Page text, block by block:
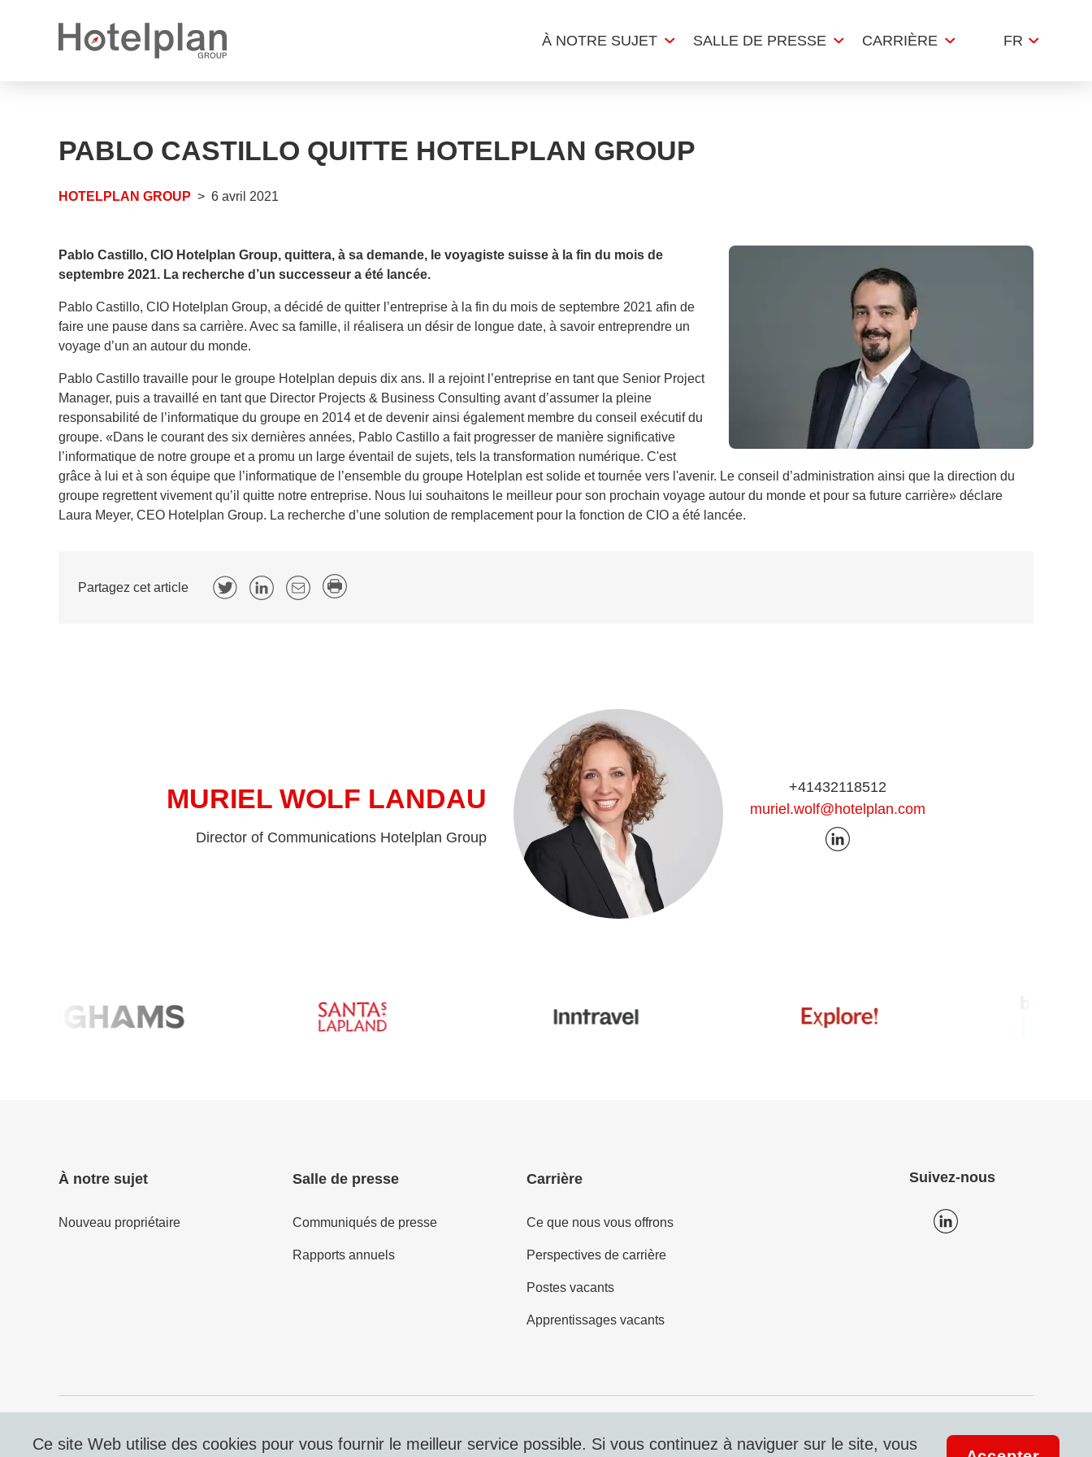
À NOTRE SUJET SALLE DE PRESSE
Rapports annuels
CARRIÈRE
Perspectives de carrière
Postes vacants
FR
PABLO CASTILLO QUITTE HOTELPLAN GROUP
HOTELPLAN GROUP 6 avril 2021
Pablo Castillo, CIO Hotelplan Group, quittera, à sa demande, le voyagiste suisse à la fin du mois de
septembre 2021. La recherche d’un successeur a été lancée.
Pablo Castillo, CIO Hotelplan Group, a décidé de quitter l’entreprise à la fin du mois de septembre 2021 afin de
faire une pause dans sa carrière. Avec sa famille, il réalisera un désir de longue date, à savoir entreprendre un
voyage d’un an autour du monde.
Pablo Castillo travaille pour le groupe Hotelplan depuis dix ans. Il a rejoint l’entreprise en tant que Senior Project
Manager, puis a travaillé en tant que Director Projects & Business Consulting avant d’assumer la pleine
responsabilité de l’informatique du groupe en 2014 et de devenir ainsi également membre du conseil exécutif du
groupe. «Dans le courant des six dernières années, Pablo Castillo a fait progresser de manière significative
l’informatique de notre groupe et a promu un large éventail de sujets, tels la transformation numérique. C'est
grâce à lui et à son équipe que l’informatique de l’ensemble du groupe Hotelplan est solide et tournée vers l'avenir. Le conseil d’administration ainsi que la direction du
groupe regrettent vivement qu’il quitte notre entreprise. Nous lui souhaitons le meilleur pour son prochain voyage autour du monde et pour sa future carrière» déclare
Laura Meyer, CEO Hotelplan Group. La recherche d’une solution de remplacement pour la fonction de CIO a été lancée.
Partagez cet article
MURIEL WOLF LANDAU
Director of Communications Hotelplan Group
+41432118512
muriel.wolf@hotelplan.com
À notre sujet
Nouveau propriétaire
Salle de presse
Communiqués de presse
Rapports annuels
Carrière
Ce que nous vous offrons
Perspectives de carrière
Postes vacants
Apprentissages vacants
Suivez-nous
Ce site Web utilise des cookies pour vous fournir le meilleur service possible. Si vous continuez à naviguer sur le site, vous